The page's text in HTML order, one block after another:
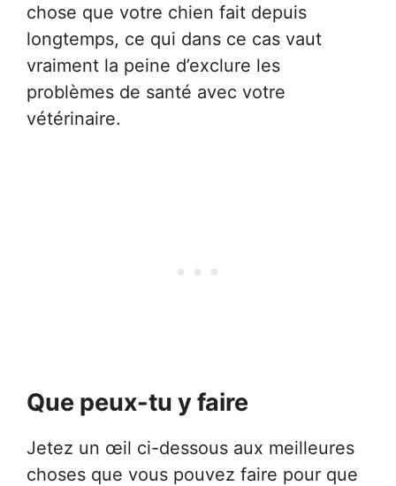
chose que votre chien fait depuis
longtemps, ce qui dans ce cas vaut
vraiment la peine d’exclure les
problèmes de santé avec votre
vétérinaire.
Que peux-tu y faire
Jetez un œil ci-dessous aux meilleures
choses que vous pouvez faire pour que